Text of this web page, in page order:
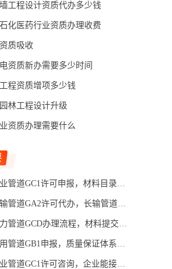
工程设计资质代办多少钱
化医药行业资质办理收费
质吸收
资质新办需要多少时间
程资质增项多少钱
林工程设计升级
资质办理需要什么
GC1许可申报，材料目录应如何逐项核对
GA2许可代办，长输管道服务机构哪家靠谱
道GCD办理流程，材料提交后如何推进
道GB1申报，质量保证体系如何搭建
GC1许可咨询，企业能接哪些工艺管道工程